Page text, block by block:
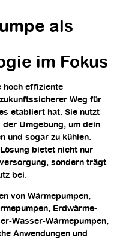
als
im Fokus
hoch effiziente
Weg für
etabliert hat. Sie nutzt
Umgebung, um dein
und sogar zu kühlen.
bietet nicht nur
sondern trägt
bei.
von Wärmepumpen,
Erdwärme-
Wasser-Wärmepumpen,
Anwendungen und